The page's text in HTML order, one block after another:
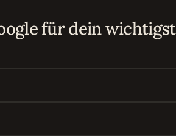
für dein